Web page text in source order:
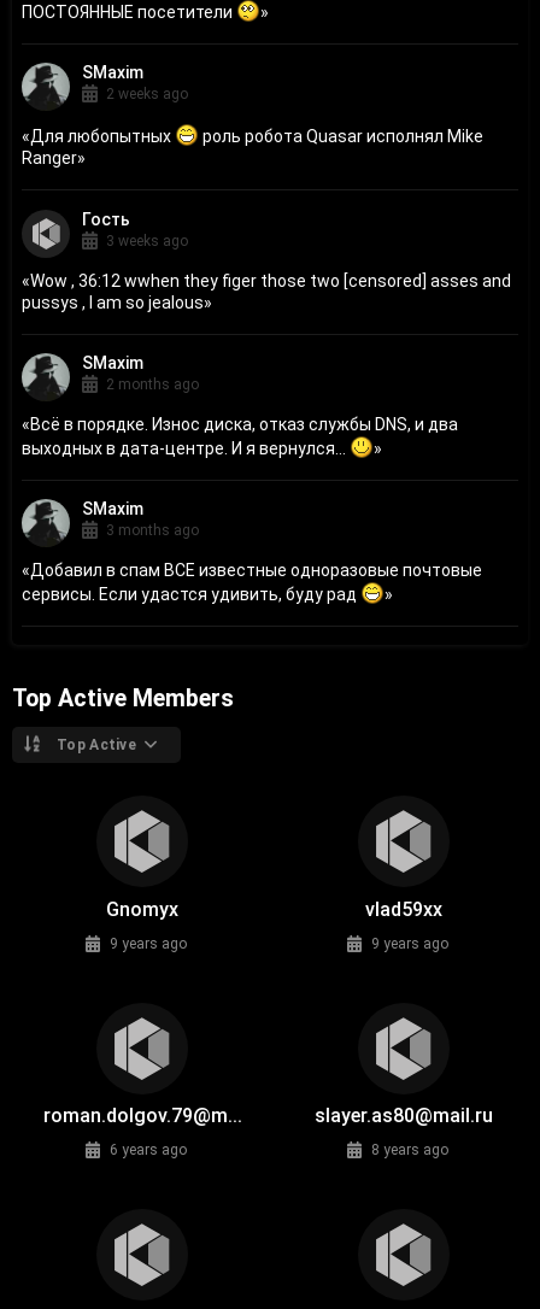
ПОСТОЯННЫЕ посетители
»
«Для любопытных
роль робота Quasar исполнял Mike
Ranger»
SMaxim
2 weeks ago
«Wow , 36:12 wwhen they figer those two [censored] asses and
pussys , I am so jealous»
Гость
3 weeks ago
«Всё в порядке. Износ диска, отказ службы DNS, и два
выходных в дата-центре. И я вернулся...
»
SMaxim
2 months ago
«Добавил в спам ВСЕ известные одноразовые почтовые
сервисы. Если удастся удивить, буду рад
»
SMaxim
3 months ago
Top Active Members
Top Active
Gnomyx
9 years ago
vlad59xx
9 years ago
roman.dolgov.79@m...
6 years ago
slayer.as80@mail.ru
8 years ago